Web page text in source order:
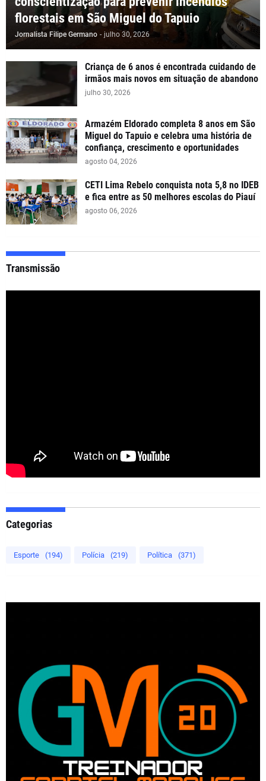
florestais em São Miguel do Tapuio
Jornalista Filipe Germano - julho 30, 2026
Criança de 6 anos é encontrada cuidando de
irmãos mais novos em situação de abandono
julho 30, 2026
Armazém Eldorado completa 8 anos em São
Miguel do Tapuio e celebra uma história de
confiança, crescimento e oportunidades
agosto 04, 2026
CETI Lima Rebelo conquista nota 5,8 no IDEB
e fica entre as 50 melhores escolas do Piauí
agosto 06, 2026
Transmissão
Categorias
Esporte (194) Polícia (219) Política (371)